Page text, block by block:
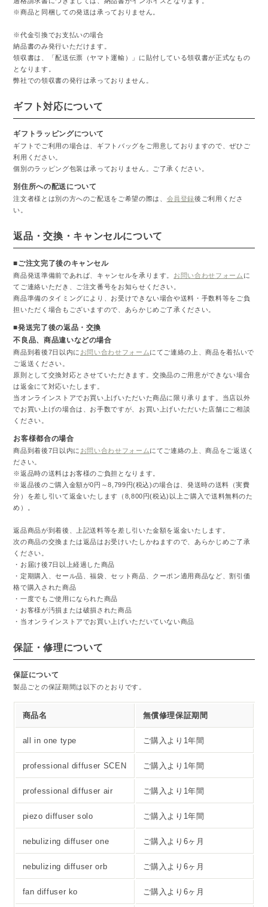
※商品と同梱しての発送は承っておりません。
※代金引換でお支払いの場合
納品書のみ発行いただけます。
領収書は、「配送伝票（ヤマト運輸）」に貼付している領収書が正式なもの
となります。
弊社での領収書の発行は承っておりません。
ギフト対応について
ギフトラッピングについて
ギフトでご利用の場合は、ギフトバッグをご用意しておりますので、ぜひご
利用ください。
個別のラッピング包装は承っておりません。ご了承ください。
別住所への配送について
注文者様とは別の方へのご配送をご希望の際は、 会員登録後ご利用くださ
い。
返品・交換・キャンセルについて
■ご注文完了後のキャンセル
商品発送準備前であれば、キャンセルを承ります。 お問い合わせフォーム に
てご連絡いただき、ご注文番号をお知らせください。
商品準備のタイミングにより、お受けできない場合や送料・手数料等をご負
担いただく場合もございますので、あらかじめご了承ください。
■発送完了後の返品・交換
不良品、商品違いなどの場合
商品到着後7日以内に お問い合わせフォームにてご連絡の上、商品を着払いで
ご返送ください。
原則として交換対応とさせていただきます。交換品のご用意ができない場合
は返金にて対応いたします。
当オンラインストアでお買い上げいただいた商品に限り承ります。当店以外
でお買い上げの場合は、お手数ですが、お買い上げいただいた店舗にご相談
ください。
お客様都合の場合
商品到着後7日以内に お問い合わせフォームにてご連絡の上、商品をご返送く
ださい。
※返品時の送料はお客様のご負担となります。
※返品後のご購入金額が0円～8,799円(税込)の場合は、発送時の送料（実費
分）を差し引いて返金いたします（8,800円(税込)以上ご購入で送料無料のた
め）。
返品商品が到着後、上記送料等を差し引いた金額を返金いたします。
次の商品の交換または返品はお受けいたしかねますので、あらかじめご了承
ください。
・お届け後7日以上経過した商品
・定期購入、セール品、福袋、セット商品、クーポン適用商品など、割引価
格で購入された商品
・一度でもご使用になられた商品
・お客様が汚損または破損された商品
・当オンラインストアでお買い上げいただいていない商品
保証・修理について
保証について
製品ごとの保証期間は以下のとおりです。
商品名 無償修理保証期間
all in one type ご購入より1年間
professional diffuser SCEN ご購入より1年間
professional diffuser air ご購入より1年間
piezo diffuser solo ご購入より1年間
nebulizing diffuser one ご購入より6ヶ月
nebulizing diffuser orb ご購入より6ヶ月
fan diffuser ko ご購入より6ヶ月